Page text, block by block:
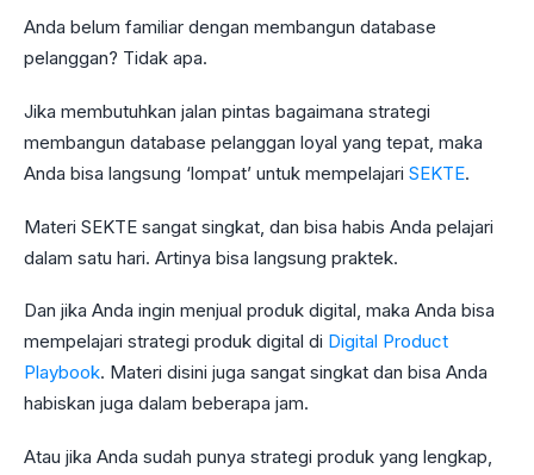
Anda belum familiar dengan membangun database
pelanggan? Tidak apa.
Jika membutuhkan jalan pintas bagaimana strategi
membangun database pelanggan loyal yang tepat, maka
Anda bisa langsung ‘lompat’ untuk mempelajari SEKTE.
Materi SEKTE sangat singkat, dan bisa habis Anda pelajari
dalam satu hari. Artinya bisa langsung praktek.
Dan jika Anda ingin menjual produk digital, maka Anda bisa
mempelajari strategi produk digital di Digital Product
Playbook. Materi disini juga sangat singkat dan bisa Anda
habiskan juga dalam beberapa jam.
Atau jika Anda sudah punya strategi produk yang lengkap,